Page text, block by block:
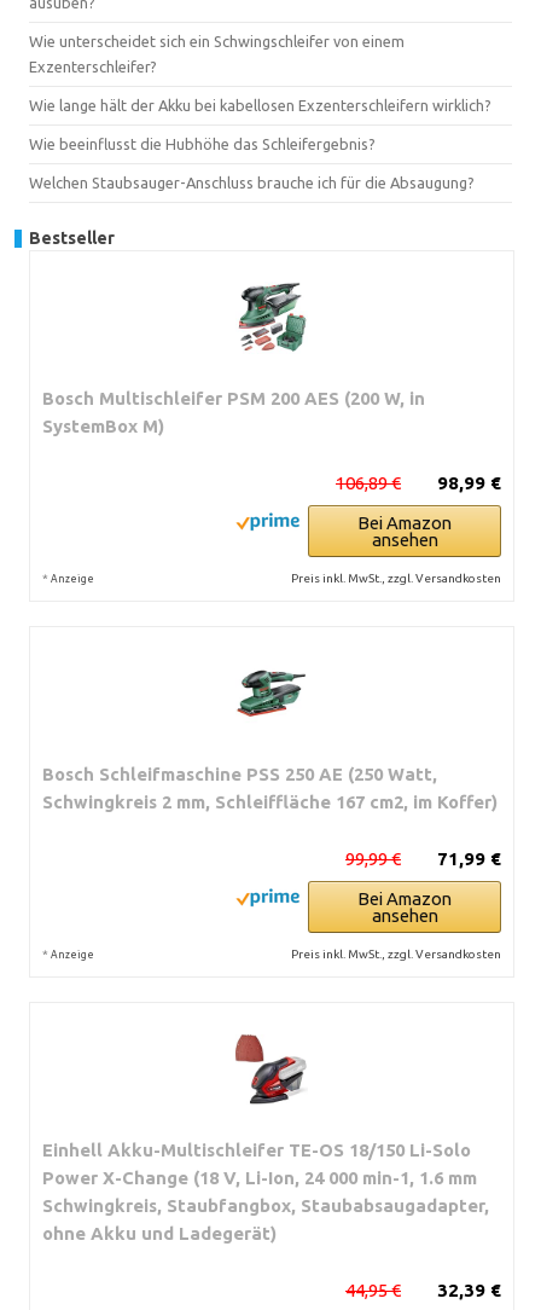
Wie unterscheidet sich ein Schwingschleifer von einem
Exzenterschleifer?
Wie lange hält der Akku bei kabellosen Exzenterschleifern wirklich?
Wie beeinflusst die Hubhöhe das Schleifergebnis?
Welchen Staubsauger-Anschluss brauche ich für die Absaugung?
Bestseller
Bosch Multischleifer PSM 200 AES (200 W, in
SystemBox M)
98,99 €
106,89 €
Bei Amazon
ansehen
* Anzeige Preis inkl. MwSt., zzgl. Versandkosten
Bosch Schleifmaschine PSS 250 AE (250 Watt,
Schwingkreis 2 mm, Schleiffläche 167 cm2, im Koffer)
71,99 €
99,99 €
Bei Amazon
ansehen
* Anzeige Preis inkl. MwSt., zzgl. Versandkosten
Einhell Akku-Multischleifer TE-OS 18/150 Li-Solo
Power X-Change (18 V, Li-Ion, 24 000 min-1, 1.6 mm
Schwingkreis, Staubfangbox, Staubabsaugadapter,
ohne Akku und Ladegerät)
32,39 €
44,95 €